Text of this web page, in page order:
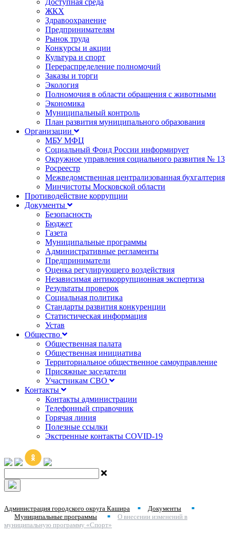
Доступная среда
ЖКХ
Здравоохранение
Предпринимателям
Рынок труда
Конкурсы и акции
Культура и спорт
Перераспределение полномочий
Заказы и торги
Экология
Полномочия в области обращения с животными
Экономика
Муниципальный контроль
План развития муниципального образования
Организации
МБУ МФЦ
Социальный Фонд России информирует
Окружное управления социального развития № 13
Росреестр
Межведомственная централизованная бухгалтерия
Минчистоты Московской области
Противодействие коррупции
Документы
Безопасность
Бюджет
Газета
Муниципальные программы
Административные регламенты
Предприниматели
Оценка регулирующего воздействия
Независимая антикоррупционная экспертиза
Результаты проверок
Социальная политика
Стандарты развития конкуренции
Статистическая информация
Устав
Общество
Общественная палата
Общественная инициатива
Территориальное общественное самоуправление
Присяжные заседатели
Участникам СВО
Контакты
Контакты администрации
Телефонный справочник
Горячая линия
Полезные ссылки
Экстренные контакты COVID-19
Администрация городского округа Кашира ■ Документы ■
Муниципальные программы ■
О внесении изменений в
муниципальную программу «Спорт»